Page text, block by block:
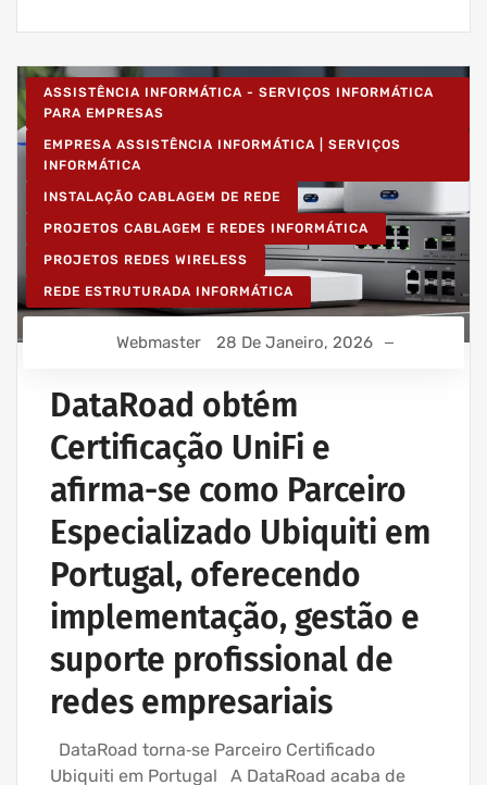
ASSISTÊNCIA INFORMÁTICA - SERVIÇOS INFORMÁTICA
PARA EMPRESAS
EMPRESA ASSISTÊNCIA INFORMÁTICA | SERVIÇOS
INFORMÁTICA
INSTALAÇÃO CABLAGEM DE REDE
PROJETOS CABLAGEM E REDES INFORMÁTICA
PROJETOS REDES WIRELESS
REDE ESTRUTURADA INFORMÁTICA
Webmaster 28 De Janeiro, 2026
DataRoad obtém
Certificação UniFi e
afirma-se como Parceiro
Especializado Ubiquiti em
Portugal, oferecendo
implementação, gestão e
suporte profissional de
redes empresariais
DataRoad torna‑se Parceiro Certificado
Ubiquiti em Portugal A DataRoad acaba de